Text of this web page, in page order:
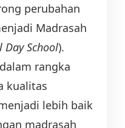
perubahan
Madrasah
Day School).
rangka
kualitas
lebih baik
madrasah